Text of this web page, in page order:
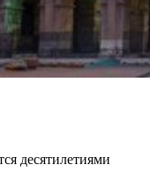
десятилетиями